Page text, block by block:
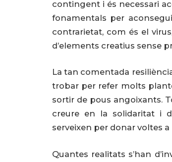
contingent i és necessari
fonamentals per
contrarietat, com és el
d’elements creatius sense
La tan comentada
trobar per refer molts
sortir de pous angoixants.
creure en la solidaritat i
serveixen per donar voltes a
Quantes realitats s’han